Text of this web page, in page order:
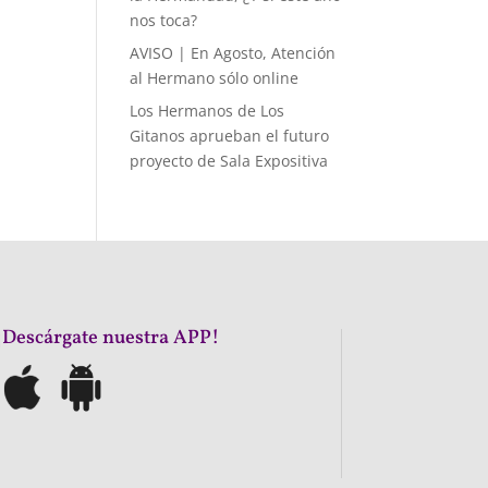
nos toca?
AVISO | En Agosto, Atención
al Hermano sólo online
Los Hermanos de Los
Gitanos aprueban el futuro
proyecto de Sala Expositiva
nuestra APP!